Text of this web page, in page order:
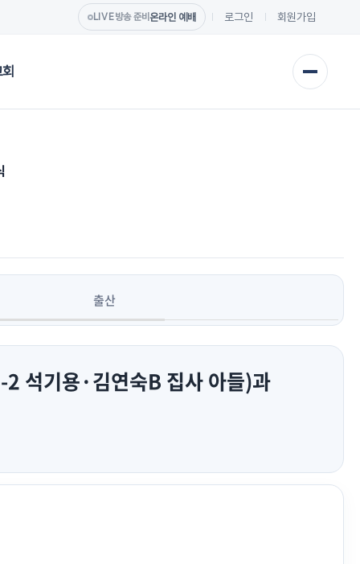
LIVE방송 준비 온라인 예배 로그인 회원가입
출산
석기용·김연숙B 집사 아들)과